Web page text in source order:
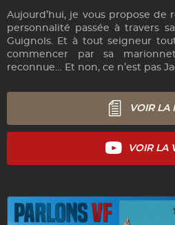
Aujourd’hui, je vous propose de
personnalité passée à travers
Guignols.
Et à tout seigneur
commencer par sa
reconnue… Et non, ce n’est pas
VOIR LA
VOIR LA